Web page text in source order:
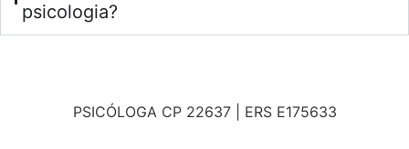
psicologia?
PSICÓLOGA CP 22637 | ERS E175633